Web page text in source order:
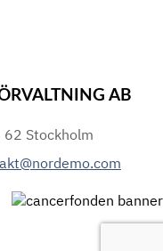
AB
Stockholm